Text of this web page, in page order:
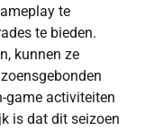
te
te bieden.
kunnen ze
game activiteiten
is dat dit seizoen